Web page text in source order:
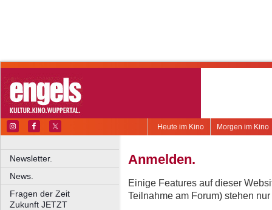
Morgen im Kino
Heute im Kino
Newsletter.
News.
Fragen der Zeit
Zukunft JETZT
Anmelden.
Einige Features auf dieser
Teilnahme am Forum) stehen